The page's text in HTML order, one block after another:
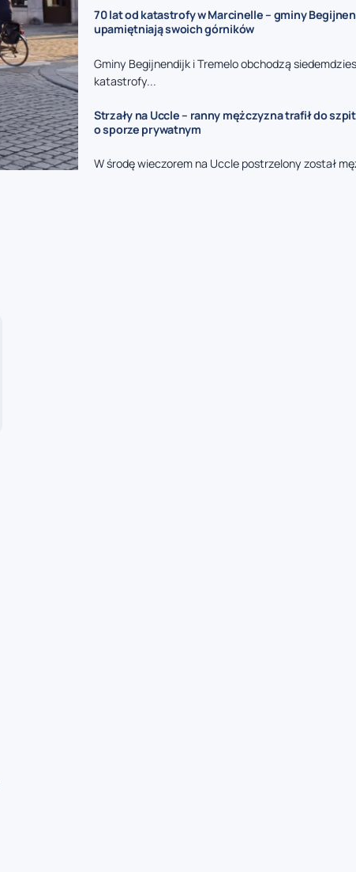
70 lat od katastrofy w Marcinelle – gminy
upamiętniają swoich górników
Gminy Begijnendijk i Tremelo obchodzą
katastrofy...
Strzały na Uccle – ranny mężczyzna trafił do
o sporze prywatnym
W środę wieczorem na Uccle postrzelony został